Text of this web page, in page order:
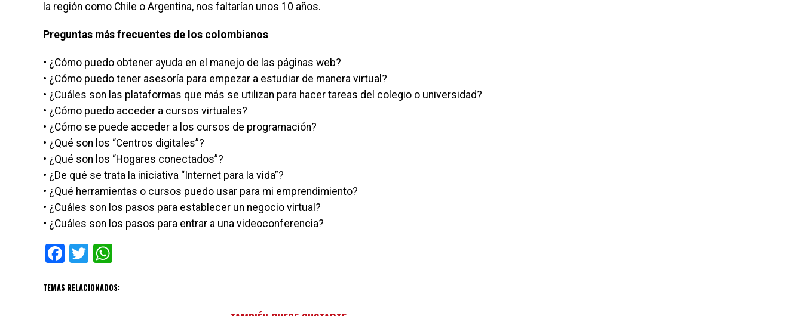
la región como Chile o Argentina, nos faltarían unos 10 años.
Preguntas más frecuentes de los colombianos
• ¿Cómo puedo obtener ayuda en el manejo de las páginas web?
• ¿Cómo puedo tener asesoría para empezar a estudiar de manera virtual?
• ¿Cuáles son las plataformas que más se utilizan para hacer tareas del colegio o universidad?
• ¿Cómo puedo acceder a cursos virtuales?
• ¿Cómo se puede acceder a los cursos de programación?
• ¿Qué son los “Centros digitales”?
• ¿Qué son los “Hogares conectados”?
• ¿De qué se trata la iniciativa “Internet para la vida”?
• ¿Qué herramientas o cursos puedo usar para mi emprendimiento?
• ¿Cuáles son los pasos para establecer un negocio virtual?
• ¿Cuáles son los pasos para entrar a una videoconferencia?
Facebook
Twitter
TEMAS RELACIONADOS: